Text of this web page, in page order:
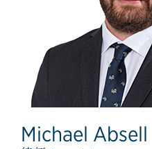
Michael Absell